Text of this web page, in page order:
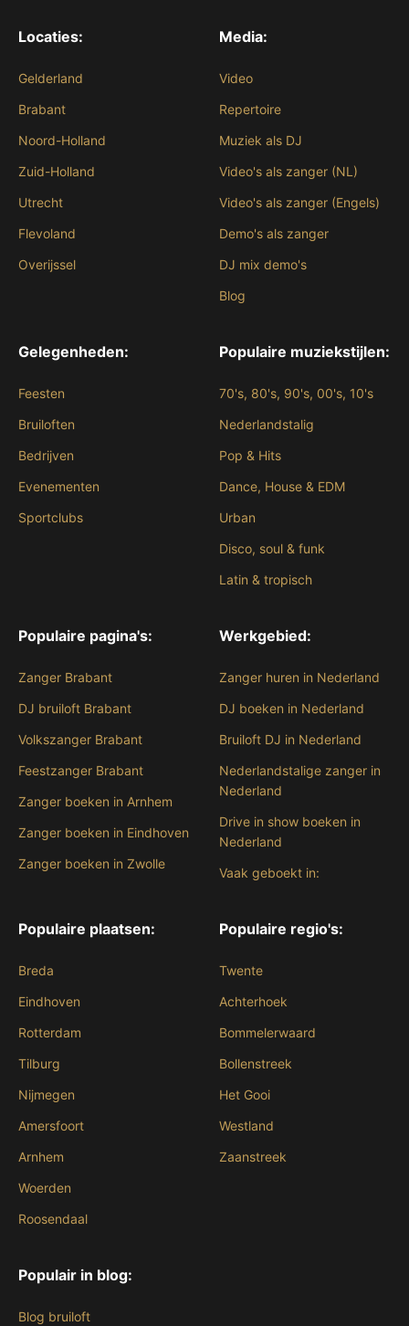
Locaties:
Gelderland
Brabant
Noord-Holland
Zuid-Holland
Utrecht
Flevoland
Overijssel
Media:
Video
Repertoire
Muziek als DJ
Video's als zanger (NL)
Video's als zanger (Engels)
Demo's als zanger
DJ mix demo's
Blog
Gelegenheden:
Feesten
Bruiloften
Bedrijven
Evenementen
Sportclubs
Populaire muziekstijlen:
70's, 80's, 90's, 00's, 10's
Nederlandstalig
Pop & Hits
Dance, House & EDM
Urban
Disco, soul & funk
Latin & tropisch
Populaire pagina's:
Zanger Brabant
DJ bruiloft Brabant
Volkszanger Brabant
Feestzanger Brabant
Zanger boeken in Arnhem
Zanger boeken in Eindhoven
Zanger boeken in Zwolle
Werkgebied:
Zanger huren in Nederland
DJ boeken in Nederland
Bruiloft DJ in Nederland
Nederlandstalige zanger in
Nederland
Drive in show boeken in
Nederland
Vaak geboekt in:
Populaire plaatsen:
Breda
Eindhoven
Rotterdam
Tilburg
Nijmegen
Amersfoort
Arnhem
Woerden
Roosendaal
Populaire regio's:
Twente
Achterhoek
Bommelerwaard
Bollenstreek
Het Gooi
Westland
Zaanstreek
Populair in blog:
Blog bruiloft